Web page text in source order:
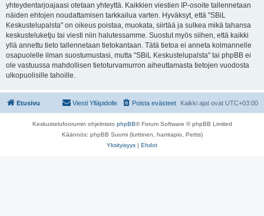
yhteydentarjoajaasi otetaan yhteyttä. Kaikkien viestien IP-osoite tallennetaan
näiden ehtojen noudattamisen tarkkailua varten. Hyväksyt, että "SBiL
Keskustelupalsta" on oikeus poistaa, muokata, siirtää ja sulkea mikä tahansa
keskusteluketju tai viesti niin halutessamme. Suostut myös siihen, että kaikki
yllä annettu tieto tallennetaan tietokantaan. Tätä tietoa ei anneta kolmannelle
osapuolelle ilman suostumustasi, mutta "SBiL Keskustelupalsta" tai phpBB ei
ole vastuussa mahdollisen tietoturvamurron aiheuttamasta tietojen vuodosta
ulkopuolisille tahoille.
Etusivu Kaikki ajat ovat UTC+03:00
Poista evästeet
Viesti Ylläpidolle
Keskustelufoorumin ohjelmisto phpBB® Forum Software © phpBB Limited
Käännös: phpBB Suomi (lurttinen, harritapio, Pettis)
Yksityisyys | Ehdot